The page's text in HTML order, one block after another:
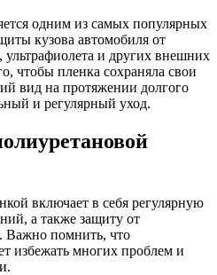
одним из самых популярных
кузова автомобиля от
и других внешних
чтобы пленка сохраняла свои
вид на протяжении долгого
и регулярный уход.
включает в себя регулярную
а также защиту от
Важно помнить, что
избежать многих проблем и